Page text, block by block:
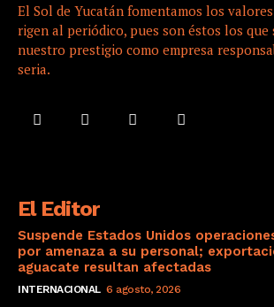
El Sol de Yucatán fomentamos los
rigen al periódico, pues son éstos los
nuestro prestigio como empresa
seria.
El Editor
Suspende Estados Unidos
por amenaza a su personal;
aguacate resultan afectadas
INTERNACIONAL 6 agosto, 2026